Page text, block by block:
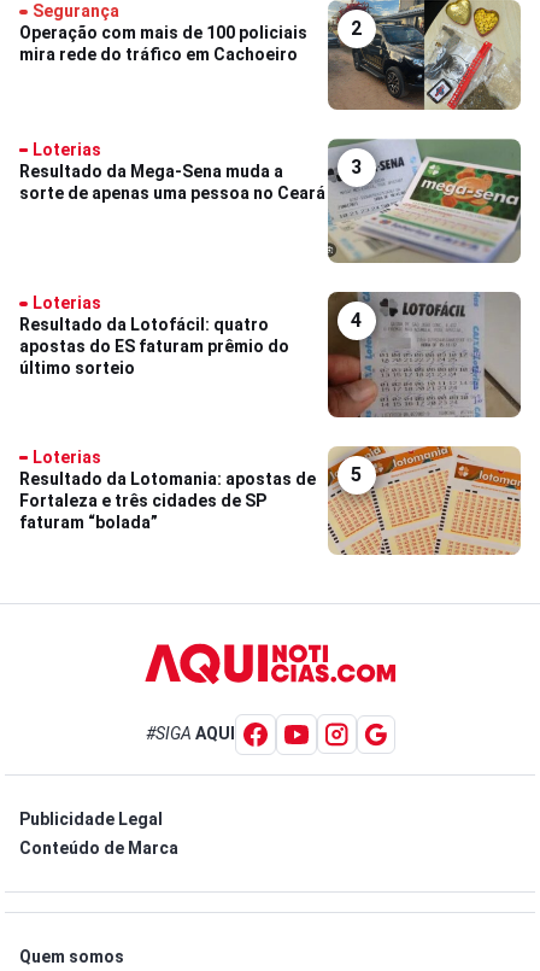
2
Segurança
Operação com mais de 100 policiais
mira rede do tráfico em Cachoeiro
3
Loterias
Resultado da Mega-Sena muda a
sorte de apenas uma pessoa no Ceará
4
Loterias
Resultado da Lotofácil: quatro
apostas do ES faturam prêmio do
último sorteio
5
Loterias
Resultado da Lotomania: apostas de
Fortaleza e três cidades de SP
faturam “bolada”
#SIGA AQUI
Publicidade Legal
Conteúdo de Marca
Quem somos